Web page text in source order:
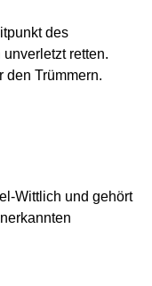
des
retten.
den Trümmern.
Wittlich und gehört